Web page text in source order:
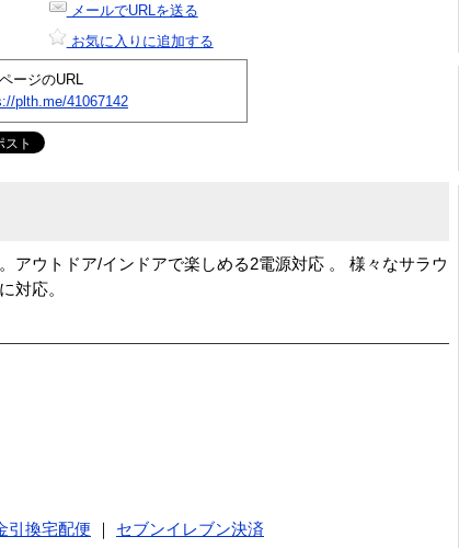
メールでURLを送る
お気に入りに追加する
ージのURL
plth.me/41067142
アウトドア/インドアで楽しめる2電源対応 。 様々なサラウ
対応。
引換宅配便
セブンイレブン決済